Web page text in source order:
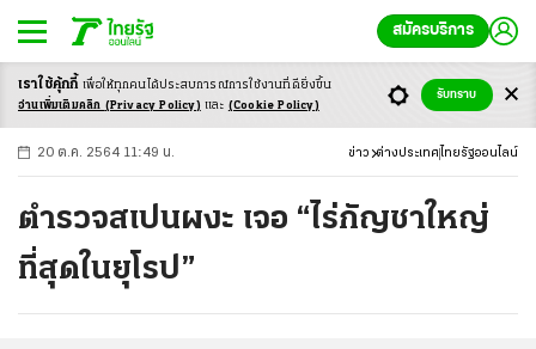
สมัครบริการ
-ก ก ก+
20 ต.ค. 2564 11:49 น. ข่าว ต่างประเทศ ไทยรัฐออนไลน์
ตำรวจสเปนผงะ เจอ “ไร่กัญชาใหญ่
ที่สุดในยุโรป”
เราใช้คุ้กกี้ เพื่อให้ทุกคนได้ประสบการณ์การใช้งานที่ดียิ่งขึ้น
อ่านเพิ่มเติมคลิก (Privacy Policy) และ (Cookie Policy)
รับทราบ